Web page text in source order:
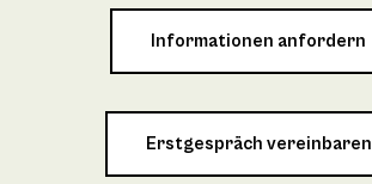
Informationen anfordern
Erstgespräch vereinbaren